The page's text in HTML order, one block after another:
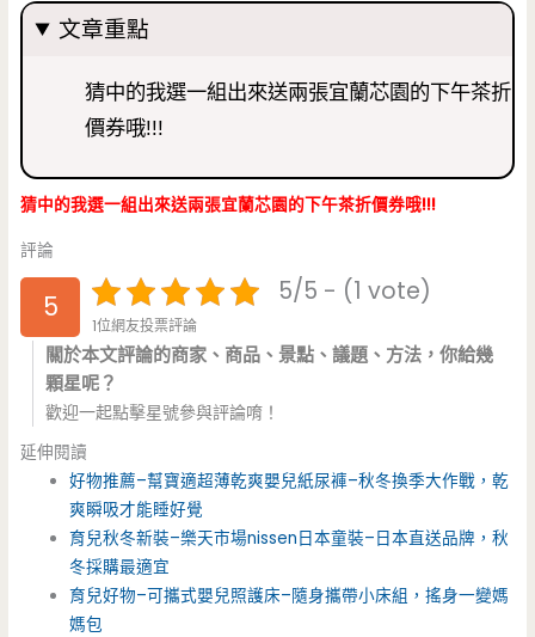
文章重點
猜中的我選一組出來送兩張宜蘭芯園的下午茶折
價券哦!!!
猜中的我選一組出來送兩張宜蘭芯園的下午茶折價券哦!!!
評論
5 5/5 - (1 vote)
1位網友投票評論
關於本文評論的商家、商品、景點、議題、方法，你給幾
顆星呢？
歡迎一起點擊星號參與評論唷！
延伸閱讀
好物推薦–幫寶適超薄乾爽嬰兒紙尿褲–秋冬換季大作戰，乾
爽瞬吸才能睡好覺
育兒秋冬新裝–樂天市場nissen日本童裝–日本直送品牌，秋
冬採購最適宜
育兒好物–可攜式嬰兒照護床–隨身攜帶小床組，搖身一變媽
媽包